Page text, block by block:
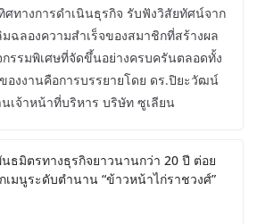
ศทางการดำเนินธุรกิจ รับฟังวิสัยทัศน์จาก
ฉลองความสำเร็จของสมาชิกที่สร้างผล
รรมพิเศษที่จัดขึ้นอย่างครบครันตลอดทั้ง
องงานคือการบรรยายโดย ดร.ปิยะวัฒน์
เจ้าหน้าที่บริหาร บริษัท ซูเลียน
นธมิตรทางธุรกิจยาวนานกว่า 20 ปี ต่อย
เมนูระดับตำนาน “ข้าวหน้าไก่ราชวงศ์”